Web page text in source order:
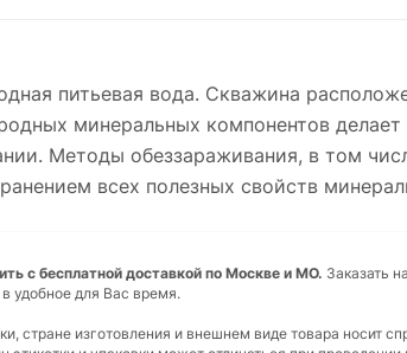
питьевая вода. Скважина
минеральных компонентов
Методы обеззараживания, в том
всех полезных свойств
с бесплатной доставкой по Москве и МО. Заказать
удобное для Вас время.
стране изготовления и внешнем виде товара носит